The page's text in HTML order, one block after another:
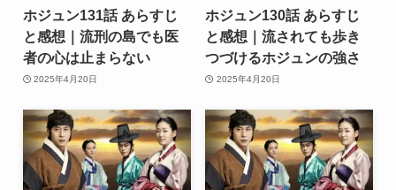
ホジュン131話 あらすじ
と感想｜流刑の島でも医
者の心は止まらない
2025年4月20日
ホジュン130話 あらすじ
と感想｜流されても歩き
つづけるホジュンの強さ
2025年4月20日